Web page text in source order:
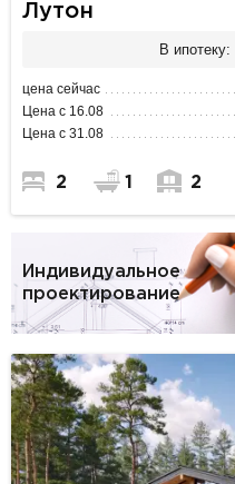
Лутон
В ипотеку:
цена сейчас
Цена с 16.08
Цена с 31.08
2 1 2
Индивидуальное
проектирование